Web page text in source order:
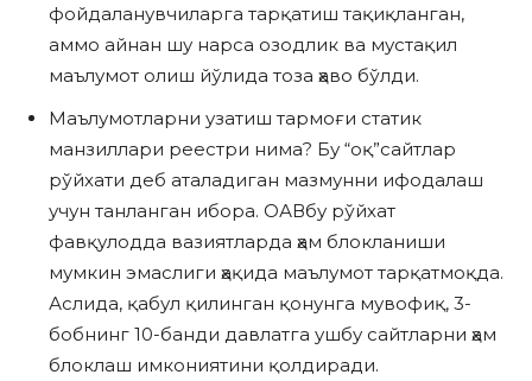
фойдаланувчиларга тарқатиш тақиқланган,
аммо айнан шу нарса озодлик ва мустақил
маълумот олиш йўлида тоза ҳаво бўлди.
Маълумотларни узатиш тармоғи статик
манзиллари реестри нима? Бу “оқ”сайтлар
рўйхати деб аталадиган мазмунни ифодалаш
учун танланган ибора. ОАВбу рўйхат
фавқулодда вазиятларда ҳам блокланиши
мумкин эмаслиги ҳақида маълумот тарқатмоқда.
Аслида, қабул қилинган қонунга мувофиқ, 3-
бобнинг 10-банди давлатга ушбу сайтларни ҳам
блоклаш имкониятини қолдиради.